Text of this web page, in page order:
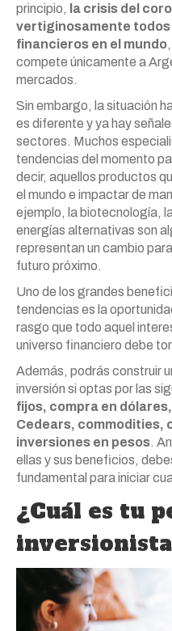
principio, la crisis del
vertiginosamente
financieros en el mundo
compete únicamente a
mercados.
Sin embargo, la situación
es diferente y ya hay
sectores. Muchos
tendencias del momento
decir, aquellos productos
el mundo e impactar de
ejemplo, la biotecnología,
energías alternativas son
representan un cambio
futuro próximo.
Uno de los grandes
tendencias es la
rasgo que todo aquel
universo financiero debe
Además, podrás construir
inversión si optas por las
fijos, compra en
Cedears, commodities,
inversiones en pesos.
ellas y sus beneficios,
fundamental para iniciar
¿Cuál es tu